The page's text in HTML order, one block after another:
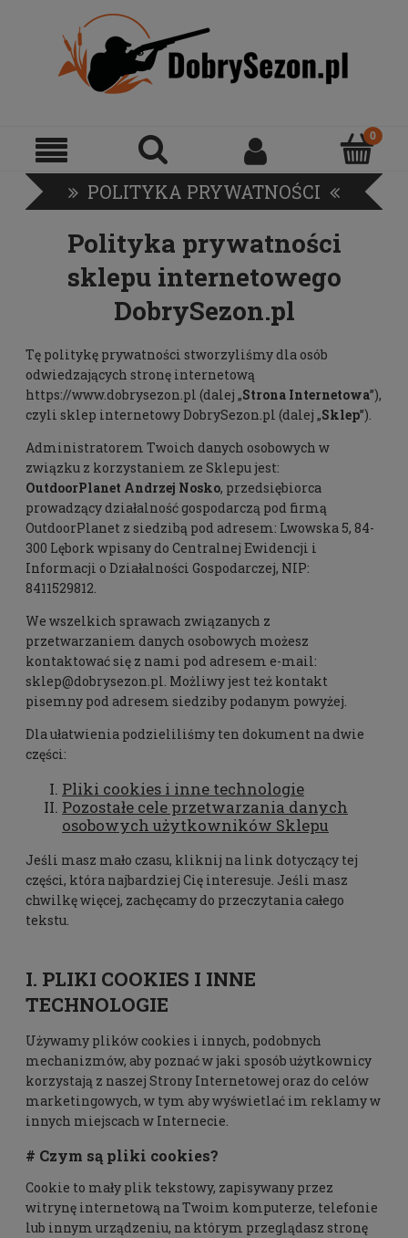
POLITYKA PRYWATNOŚCI
Polityka prywatności
sklepu internetowego
DobrySezon.pl
Tę politykę prywatności stworzyliśmy dla osób
odwiedzających stronę internetową
https://www.dobrysezon.pl (dalej „Strona Internetowa”),
czyli sklep internetowy DobrySezon.pl (dalej „Sklep”).
Administratorem Twoich danych osobowych w
związku z korzystaniem ze Sklepu jest:
OutdoorPlanet Andrzej Nosko, przedsiębiorca
prowadzący działalność gospodarczą pod firmą
OutdoorPlanet z siedzibą pod adresem: Lwowska 5, 84-
300 Lębork wpisany do Centralnej Ewidencji i
Informacji o Działalności Gospodarczej, NIP:
8411529812.
We wszelkich sprawach związanych z
przetwarzaniem danych osobowych możesz
kontaktować się z nami pod adresem e-mail:
sklep@dobrysezon.pl. Możliwy jest też kontakt
pisemny pod adresem siedziby podanym powyżej.
Dla ułatwienia podzieliliśmy ten dokument na dwie
części:
Pliki cookies i inne technologie
Pozostałe cele przetwarzania danych
osobowych użytkowników Sklepu
Jeśli masz mało czasu, kliknij na link dotyczący tej
części, która najbardziej Cię interesuje. Jeśli masz
chwilkę więcej, zachęcamy do przeczytania całego
tekstu.
I. PLIKI COOKIES I INNE
TECHNOLOGIE
Używamy plików cookies i innych, podobnych
mechanizmów, aby poznać w jaki sposób użytkownicy
korzystają z naszej Strony Internetowej oraz do celów
marketingowych, w tym aby wyświetlać im reklamy w
innych miejscach w Internecie.
# Czym są pliki cookies?
Cookie to mały plik tekstowy, zapisywany przez
witrynę internetową na Twoim komputerze, telefonie
lub innym urządzeniu, na którym przeglądasz stronę